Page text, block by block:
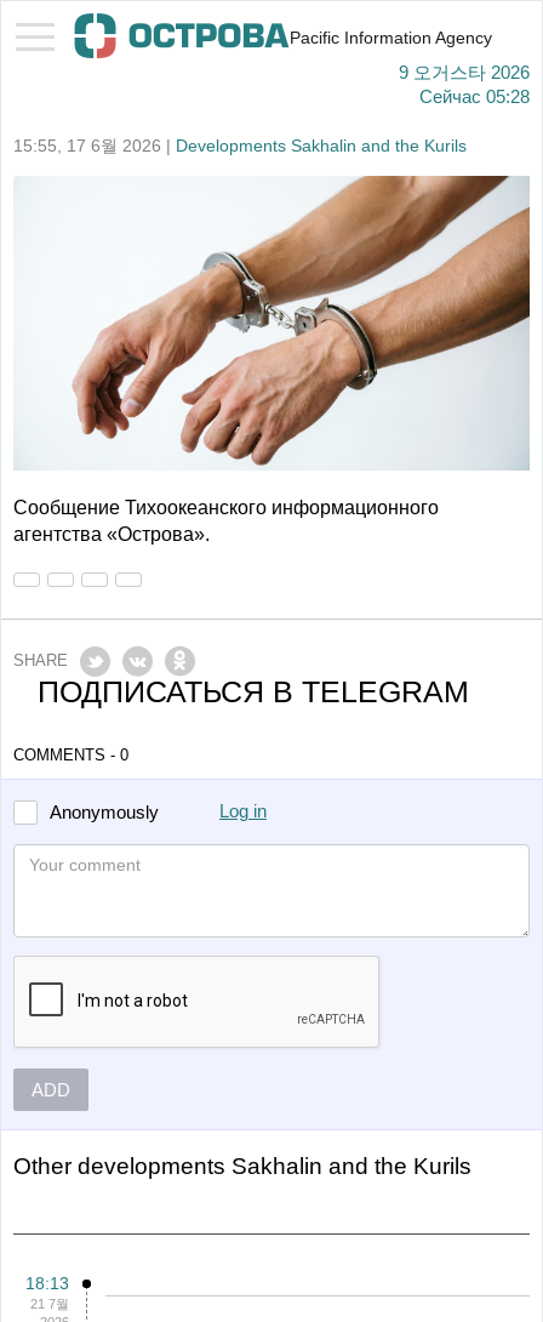
Pacific Information Agency
9 오거스타 2026
Сейчас 05:28
15:55, 17 6월 2026 | Developments Sakhalin and the Kurils
Сообщение Тихоокеанского информационного
агентства «Острова».
SHARE
ПОДПИСАТЬСЯ В TELEGRAM
COMMENTS - 0
Anonymously Log in
ADD
Other Developments Sakhalin and the Kurils
18:13
21 7월